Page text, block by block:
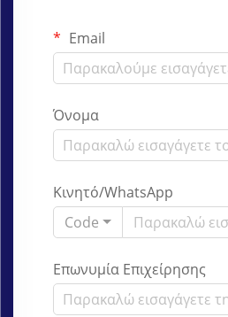
Email
Όνομα
Κινητό/WhatsApp
Code
Επωνυμία Επιχείρησης